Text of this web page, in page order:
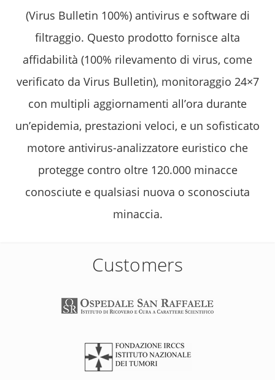
(Virus Bulletin 100%) antivirus e software di
filtraggio. Questo prodotto fornisce alta
affidabilità (100% rilevamento di virus, come
verificato da Virus Bulletin), monitoraggio 24×7
con multipli aggiornamenti all’ora durante
un’epidemia, prestazioni veloci, e un sofisticato
motore antivirus-analizzatore euristico che
protegge contro oltre 120.000 minacce
conosciute e qualsiasi nuova o sconosciuta
minaccia.
Customers